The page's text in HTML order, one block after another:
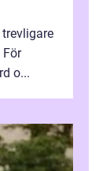
För
o...